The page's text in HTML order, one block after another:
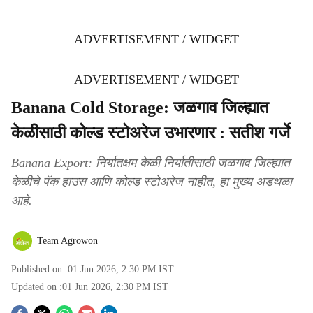
ADVERTISEMENT / WIDGET
ADVERTISEMENT / WIDGET
Banana Cold Storage: जळगाव जिल्ह्यात
केळीसाठी कोल्ड स्टोअरेज उभारणार : सतीश गर्जे
Banana Export: निर्यातक्षम केळी निर्यातीसाठी जळगाव जिल्ह्यात
केळीचे पॅक हाउस आणि कोल्ड स्टोअरेज नाहीत, हा मुख्य अडथळा
आहे.
Team Agrowon
Published on :01 Jun 2026, 2:30 PM IST
Updated on :01 Jun 2026, 2:30 PM IST